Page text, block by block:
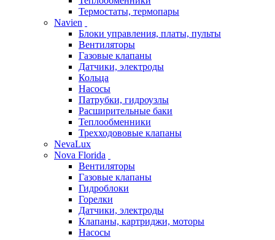
Термостаты, термопары
Navien
Блоки управления, платы, пульты
Вентиляторы
Газовые клапаны
Датчики, электроды
Кольца
Насосы
Патрубки, гидроузлы
Расширительные баки
Теплообменники
Трехходововые клапаны
NevaLux
Nova Florida
Вентиляторы
Газовые клапаны
Гидроблоки
Горелки
Датчики, электроды
Клапаны, картриджи, моторы
Насосы